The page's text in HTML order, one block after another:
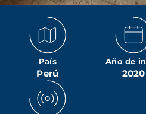
País
Perú
Año de
2020